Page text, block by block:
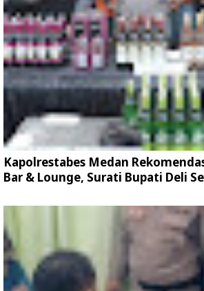
Kapolrestabes Medan
Bar & Lounge, Surati Bupati Deli